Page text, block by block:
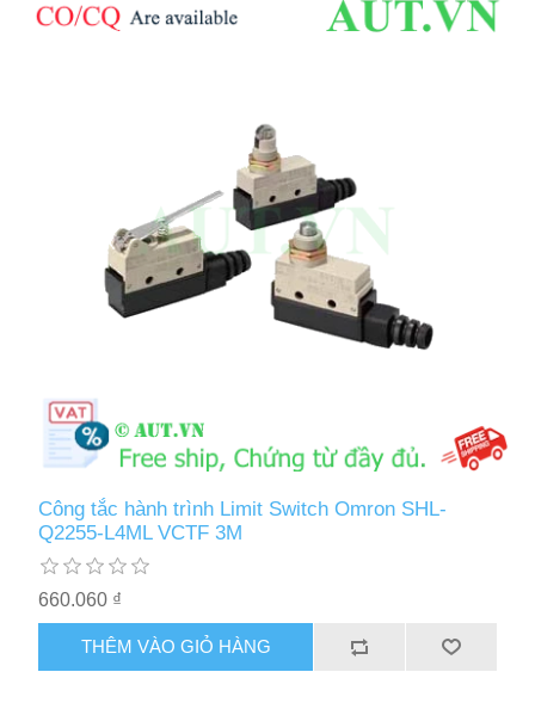
Công tắc hành trình Limit Switch Omron SHL-
Q2255-L4ML VCTF 3M
660.060 ₫
THÊM VÀO GIỎ HÀNG